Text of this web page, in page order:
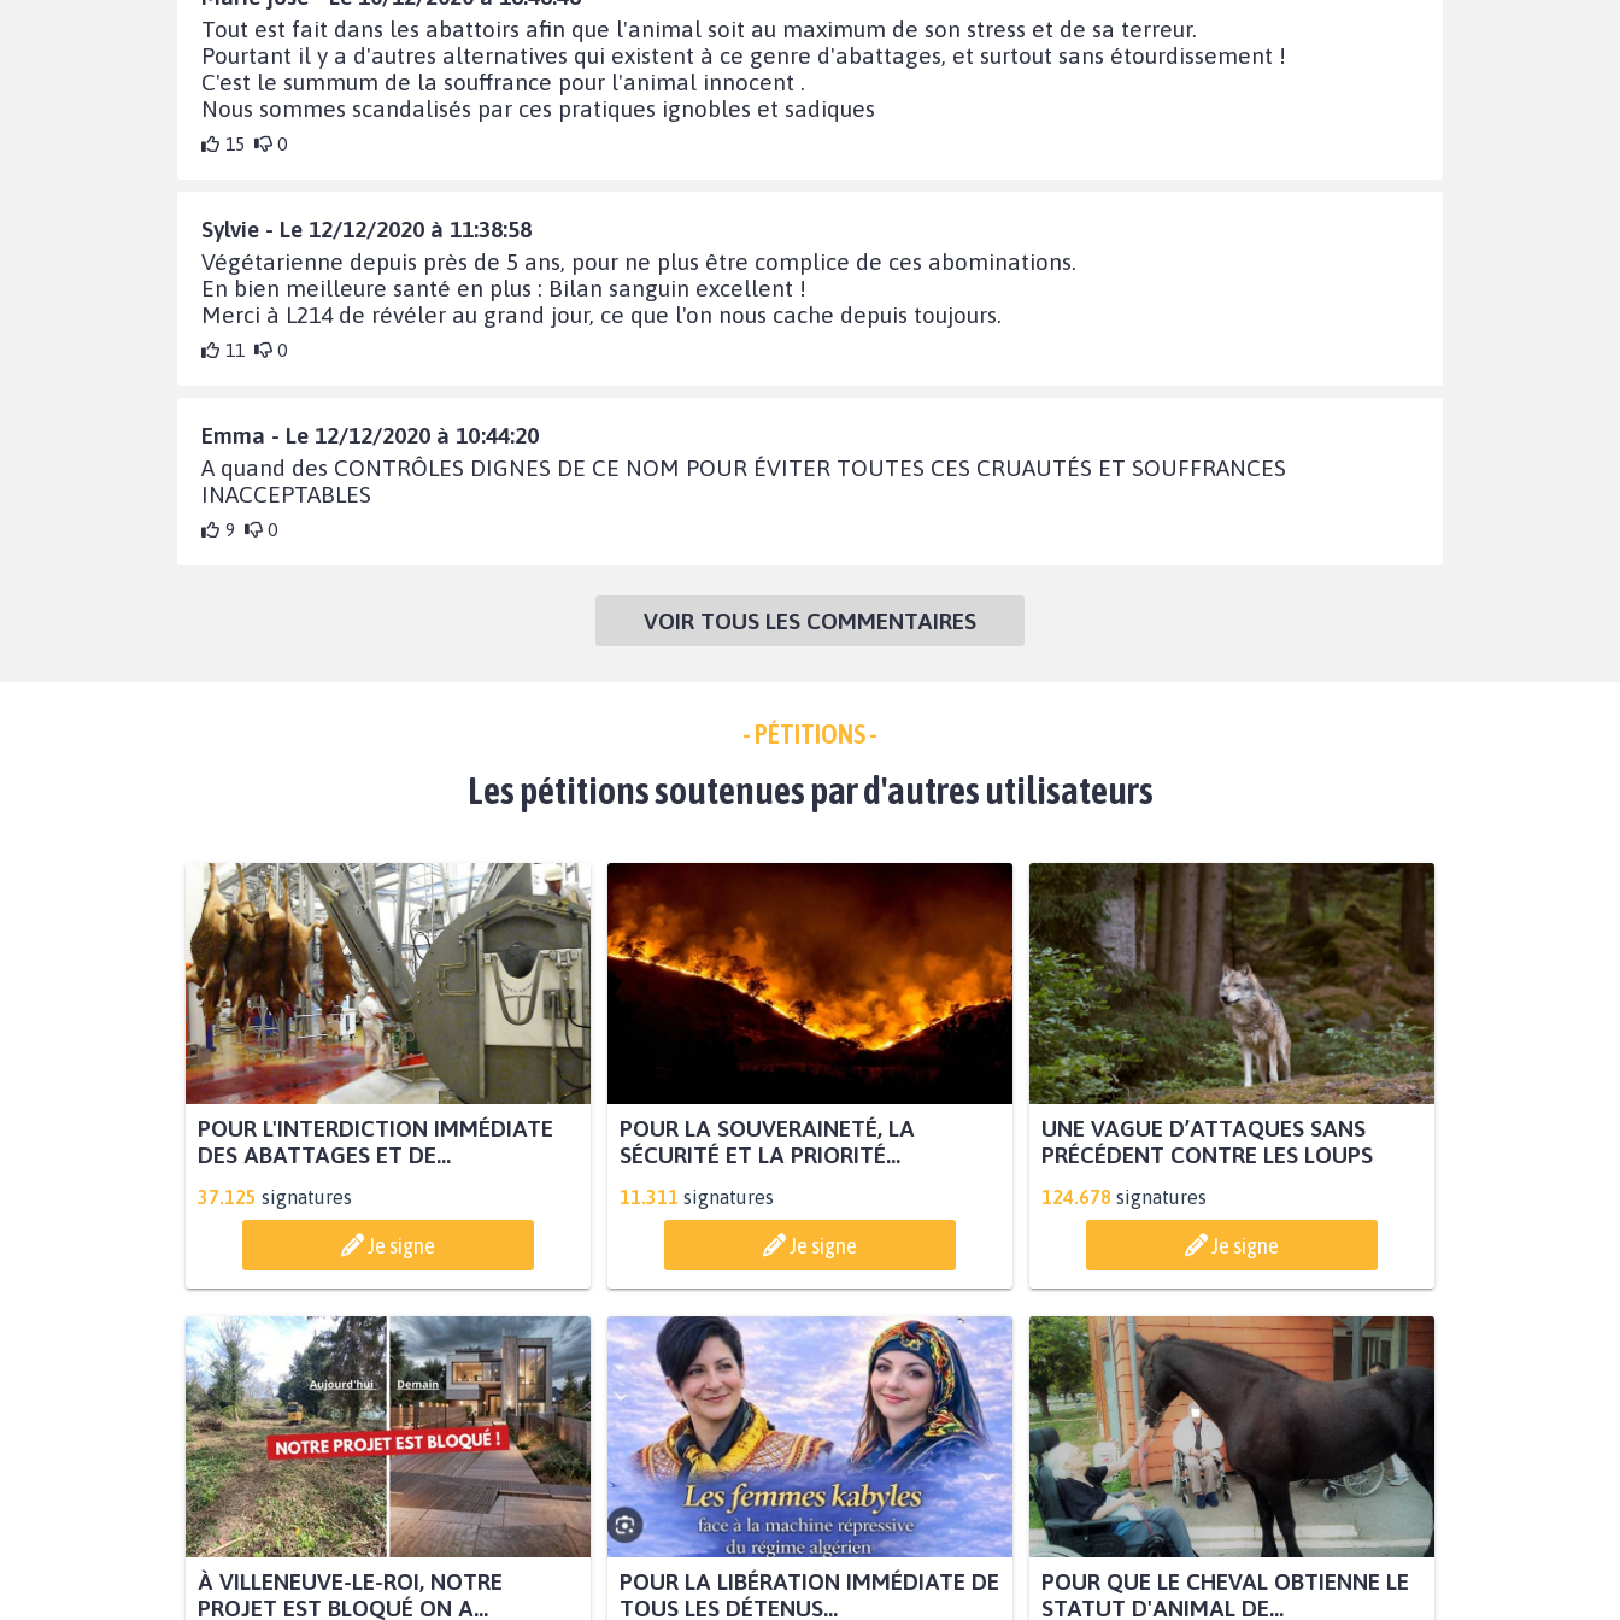
Tout est fait dans les abattoirs afin que l'animal soit au maximum de son stress et de sa terreur.
Pourtant il y a d'autres alternatives qui existent à ce genre d'abattages, et surtout sans étourdissement !
C'est le summum de la souffrance pour l'animal innocent .
Nous sommes scandalisés par ces pratiques ignobles et sadiques
15 0
Sylvie - Le 12/12/2020 à 11:38:58
Végétarienne depuis près de 5 ans, pour ne plus être complice de ces abominations.
En bien meilleure santé en plus : Bilan sanguin excellent !
Merci à L214 de révéler au grand jour, ce que l'on nous cache depuis toujours.
11 0
Emma - Le 12/12/2020 à 10:44:20
A quand des CONTRÔLES DIGNES DE CE NOM POUR ÉVITER TOUTES CES CRUAUTÉS ET SOUFFRANCES
INACCEPTABLES
9 0
VOIR TOUS LES COMMENTAIRES
- PÉTITIONS -
Les pétitions soutenues par d'autres utilisateurs
POUR L'INTERDICTION IMMÉDIATE
DES ABATTAGES ET DE...
37.125 signatures
Je signe
POUR LA SOUVERAINETÉ, LA
SÉCURITÉ ET LA PRIORITÉ...
11.311 signatures
Je signe
UNE VAGUE D’ATTAQUES SANS
PRÉCÉDENT CONTRE LES LOUPS
124.678 signatures
Je signe
À VILLENEUVE-LE-ROI, NOTRE
PROJET EST BLOQUÉ ON A...
POUR LA LIBÉRATION IMMÉDIATE DE
TOUS LES DÉTENUS...
POUR QUE LE CHEVAL OBTIENNE LE
STATUT D'ANIMAL DE...